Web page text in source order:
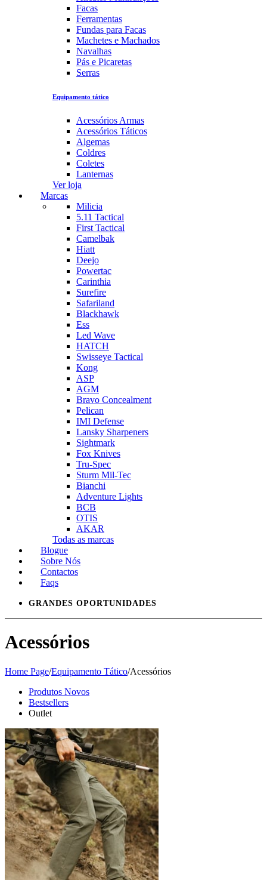
Facas
Ferramentas
Fundas para Facas
Machetes e Machados
Navalhas
Pás e Picaretas
Serras
Equipamento tático
Acessórios Armas
Acessórios Táticos
Algemas
Coldres
Coletes
Lanternas
Ver loja
Marcas
Milicia
5.11 Tactical
First Tactical
Camelbak
Hiatt
Deejo
Powertac
Carinthia
Surefire
Safariland
Blackhawk
Ess
Led Wave
HATCH
Swisseye Tactical
Kong
ASP
AGM
Bravo Concealment
Pelican
IMI Defense
Lansky Sharpeners
Sightmark
Fox Knives
Tru-Spec
Sturm Mil-Tec
Bianchi
Adventure Lights
BCB
OTIS
AKAR
Todas as marcas
Blogue
Sobre Nós
Contactos
Faqs
GRANDES OPORTUNIDADES
Acessórios
Home Page/Equipamento Tático/Acessórios
Produtos Novos
Bestsellers
Outlet